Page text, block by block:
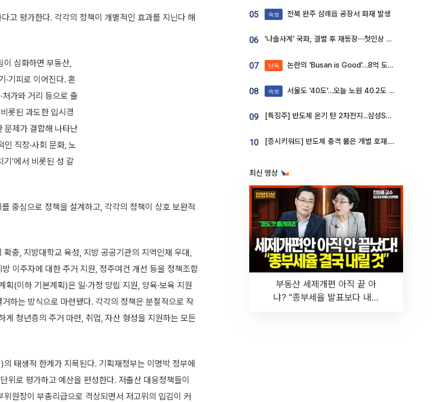
고 평가한다. 각각의 정책이 개별적인 효과를 지닌다 해
이 심화하면 부동산,
·기피로 이어진다. 혼
처가와 거리 등으로 출
롯된 과도한 입시경
문제가 결합해 나타난
인 직장·사회 문화, 노
’에서 비롯된 성 갈
중심으로 정책을 설계하고, 각각의 정책이 상호 보완적
충, 지방대학교 육성, 지방 공공기관의 지역인재 우대,
이주자에 대한 주거 지원, 정주여건 개선 등을 정책조합
(이하 기본계획)은 일·가정 양립 지원, 양육·보육 지원
하는 방식으로 마련됐다. 각각의 정책은 분절적으로 작
청년층의 주거 마련, 취업, 자산 형성을 지원하는 모든
태생적 한계가 지목된다. 기획재정부는 이명박 정부에
위로 평가하고 예산을 편성한다. 저출산 대응정책들이
원장이 부총리급으로 격상되면서 저고위의 입김이 커
05 속보 전북 완주 삼례읍 공장서 화재 발생
06 ‘나솔사계’ 국화, 결별 후 재등장⋯첫인상 투표 휩쓸고 ‘인기녀’ 등극
07 단독 논란의 'Busan is Good'…8억 도시브랜드, 용산 대통령실 CI 업체가 수행
08 속보 서울도 '40도'…오늘 노원 40.2도 기록
09 [특징주] 반도체 온기 탄 2차전지...삼성SDI, 장 초반 7% 넘게 껑충
10 [증시키워드] 반도체 충격 뚫은 개별 호재...포스코퓨처엠·에코프로·한화솔루션 '눈길'
최신 영상
부동산 세제개편 아직 끝 아
냐? "종부세율 발표보다 내릴